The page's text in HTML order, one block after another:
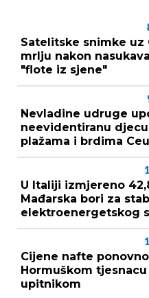
Satelitske snimke uz
mrlju nakon
"flote iz sjene"
Nevladine udruge
neevidentiranu
plažama i brdima
U Italiji izmjereno
Mađarska bori za
elektroenergetskog
Cijene nafte
Hormuškom
upitnikom